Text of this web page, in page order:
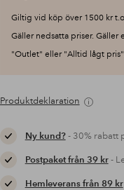
Giltig vid köp över 1500 kr
Gäller nedsatta priser.
"Outlet" eller "Alltid lågt
Produktdeklaration
Ny kund?- 30% rabatt
Postpaket från 39 kr-
Hemleverans från 89 kr